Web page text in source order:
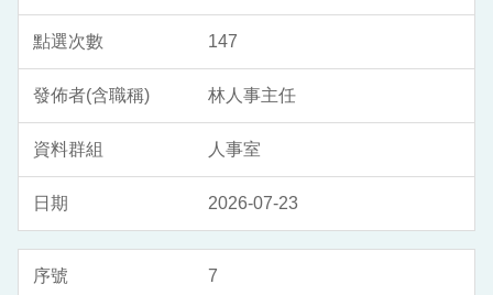
147
林人事主任
人事室
2026-07-23
7